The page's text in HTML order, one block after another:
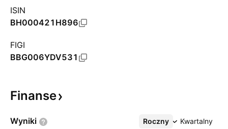
ISIN
BH000421H896
FIGI
BBG006YDV531
Finanse
Wyniki Roczny Kwartalny
Więcej